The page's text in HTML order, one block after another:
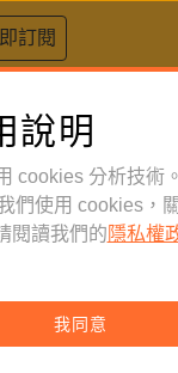
訂閱
焿爽脆
！
說明
cookies 分析技術
們使用 cookies，
閱讀我們的 隱私權
我同意